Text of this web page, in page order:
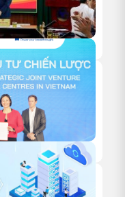
HOẠT ĐỘNG NGHIÊN
– VỮNG BƯỚC ĐỒNG